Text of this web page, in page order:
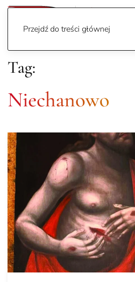
Przejdź do treści głównej
Tag:
Niechanowo